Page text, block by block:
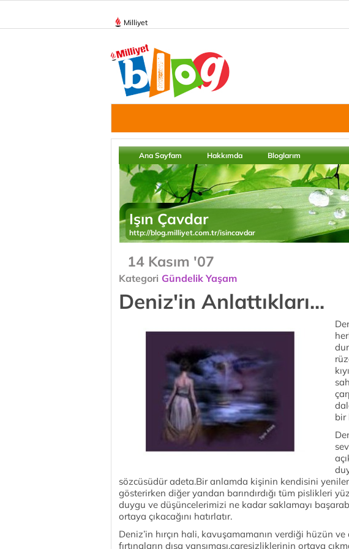
Milliyet
Ana Sayfam Hakkımda Bloglarım
Işın Çavdar
http://blog.milliyet.com.tr/isincavdar
14 Kasım '07
Kategori Gündelik Yaşam
Deniz'in Anlattıkları...
bir
sözcüsüdür adeta.Bir anlamda kişinin kendisini
gösterirken diğer yandan barındırdığı tüm pislikleri
duygu ve düşüncelerimizi ne kadar saklamayı
ortaya çıkacağını hatırlatır.
Deniz’in hırçın hali, kavuşamamanın verdiği hüzün
fırtınaların dışa yansıması,çaresizliklerinin ortaya